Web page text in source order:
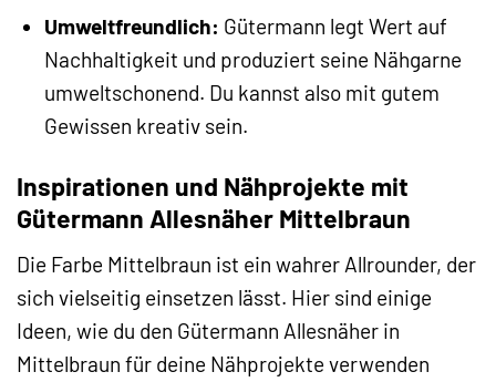
Umweltfreundlich: Gütermann legt Wert auf
Nachhaltigkeit und produziert seine Nähgarne
umweltschonend. Du kannst also mit gutem
Gewissen kreativ sein.
Inspirationen und Nähprojekte mit
Gütermann Allesnäher Mittelbraun
Die Farbe Mittelbraun ist ein wahrer Allrounder, der
sich vielseitig einsetzen lässt. Hier sind einige
Ideen, wie du den Gütermann Allesnäher in
Mittelbraun für deine Nähprojekte verwenden